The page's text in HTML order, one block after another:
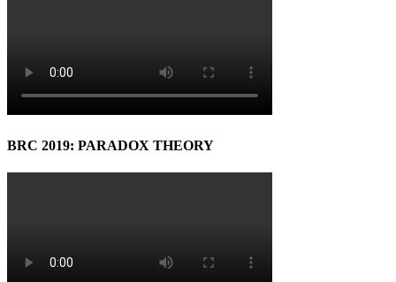
BRC 2019: PARADOX THEORY